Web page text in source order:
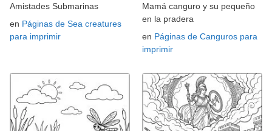
Amistades Submarinas
en Páginas de Sea creatures
para imprimir
Mamá canguro y su pequeño
en la pradera
en Páginas de Canguros para
imprimir